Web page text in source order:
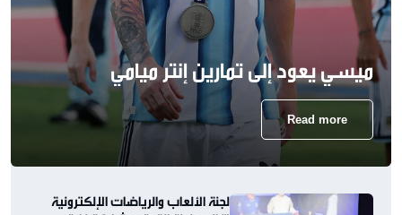
ميسي يعود إلى تمارين إنتر ميامي
Read more
لجنة الألعاب والرياضات الإلكترونية